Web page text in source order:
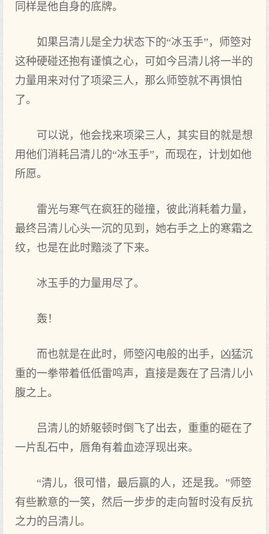
同样是他自身的底牌。
如果吕清儿是全力状态下的“冰玉手”，师箜对
这种硬碰还抱有谨慎之心，可如今吕清儿将一半的
力量用来对付了项梁三人，那么师箜就不再惧怕
了。
可以说，他会找来项梁三人，其实目的就是想
用他们消耗吕清儿的“冰玉手”，而现在，计划如他
所愿。
雷光与寒气在疯狂的碰撞，彼此消耗着力量，
最终吕清儿心头一沉的见到，她右手之上的寒霜之
纹，也是在此时黯淡了下来。
冰玉手的力量用尽了。
轰！
而也就是在此时，师箜闪电般的出手，凶猛沉
重的一拳带着低低雷鸣声，直接是轰在了吕清儿小
腹之上。
吕清儿的娇躯顿时倒飞了出去，重重的砸在了
一片乱石中，唇角有着血迹浮现出来。
“清儿，很可惜，最后赢的人，还是我。”师箜
有些歉意的一笑，然后一步步的走向暂时没有反抗
之力的吕清儿。